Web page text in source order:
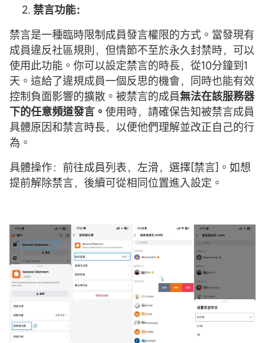
禁言功能：
禁言是一種臨時限制成員發言權限的方式。當發現有
成員違反社區規則，但情節不至於永久封禁時，可以
使用此功能。你可以設定禁言的時長，從10分鐘到1
天。這給了違規成員一個反思的機會，同時也能有效
控制負面影響的擴散。被禁言的成員無法在該服務器
下的任意頻道發言。 使用時，請確保告知被禁言成員
具體原因和禁言時長，以便他們理解並改正自己的行
為。
具體操作：前往成員列表，左滑，選擇[禁言]。如想
提前解除禁言，後續可從相同位置進入設定。